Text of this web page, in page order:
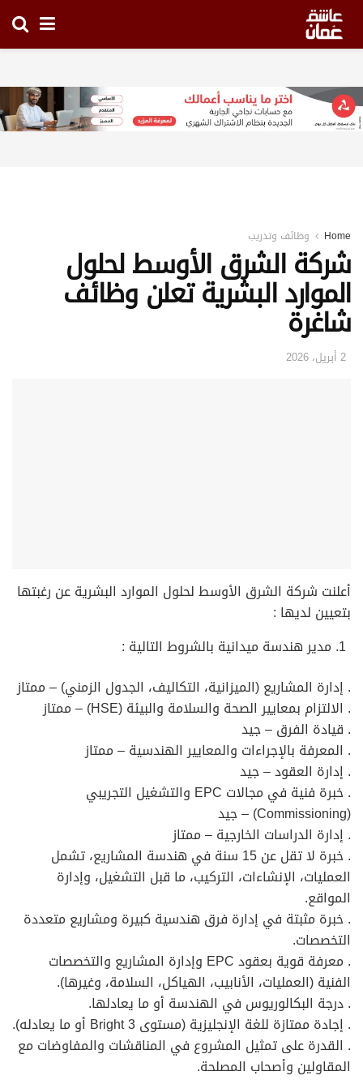
Home وظائف وتدريب
شركة الشرق الأوسط لحلول
الموارد البشرية تعلن وظائف
شاغرة
2 أبريل، 2026
أعلنت شركة الشرق الأوسط لحلول الموارد البشرية عن رغبتها
بتعيين لديها :
مدير هندسة ميدانية بالشروط التالية :
. إدارة المشاريع (الميزانية، التكاليف، الجدول الزمني) – ممتاز
. الالتزام بمعايير الصحة والسلامة والبيئة (HSE) – ممتاز
. قيادة الفرق – جيد
. المعرفة بالإجراءات والمعايير الهندسية – ممتاز
. إدارة العقود – جيد
. خبرة فنية في مجالات EPC والتشغيل التجريبي
(Commissioning) – جيد
. إدارة الدراسات الخارجية – ممتاز
. خبرة لا تقل عن 15 سنة في هندسة المشاريع، تشمل
العمليات، الإنشاءات، التركيب، ما قبل التشغيل، وإدارة
المواقع.
. خبرة مثبتة في إدارة فرق هندسية كبيرة ومشاريع متعددة
التخصصات.
. معرفة قوية بعقود EPC وإدارة المشاريع والتخصصات
الفنية (العمليات، الأنابيب، الهياكل، السلامة، وغيرها).
. درجة البكالوريوس في الهندسة أو ما يعادلها.
. إجادة ممتازة للغة الإنجليزية (مستوى Bright 3 أو ما يعادله).
. القدرة على تمثيل المشروع في المناقشات والمفاوضات مع
المقاولين وأصحاب المصلحة.